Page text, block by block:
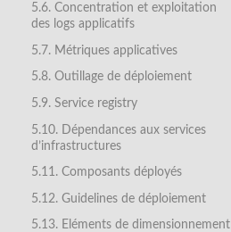
5.6. Concentration et exploitation
des logs applicatifs
5.7. Métriques applicatives
5.8. Outillage de déploiement
5.9. Service registry
5.10. Dépendances aux services
d’infrastructures
5.11. Composants déployés
5.12. Guidelines de déploiement
5.13. Eléments de dimensionnement